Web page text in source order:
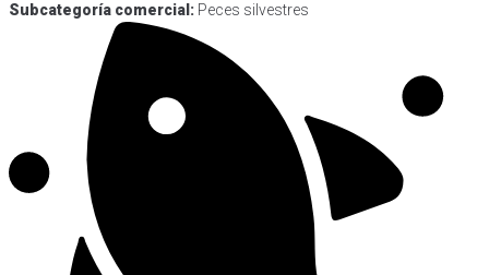
Subcategoría comercial: Peces silvestres